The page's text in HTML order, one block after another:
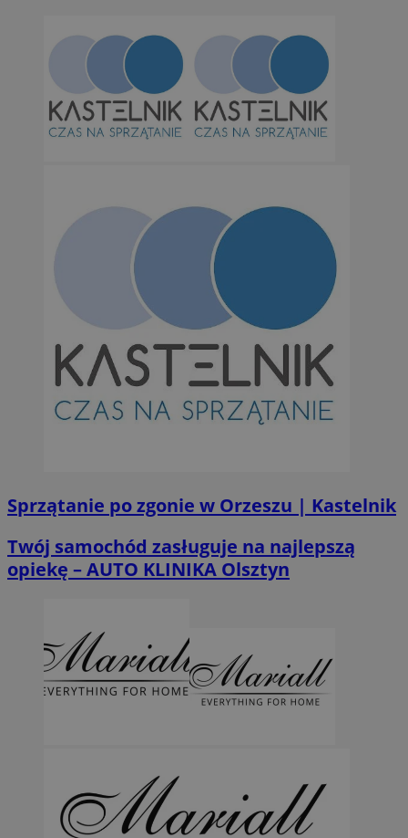
Sprzątanie po zgonie w Orzeszu | Kastelnik
Twój samochód zasługuje na najlepszą
opiekę – AUTO KLINIKA Olsztyn